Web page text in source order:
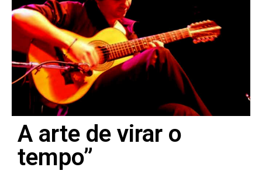
A arte de virar o
tempo”